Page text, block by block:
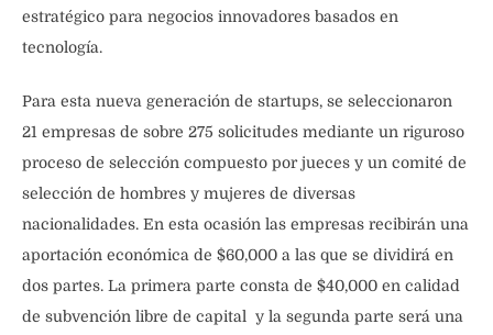
estratégico para negocios innovadores basados en
tecnología.
Para esta nueva generación de startups, se seleccionaron
21 empresas de sobre 275 solicitudes mediante un riguroso
proceso de selección compuesto por jueces y un comité de
selección de hombres y mujeres de diversas
nacionalidades. En esta ocasión las empresas recibirán una
aportación económica de $60,000 a las que se dividirá en
dos partes. La primera parte consta de $40,000 en calidad
de subvención libre de capital y la segunda parte será una